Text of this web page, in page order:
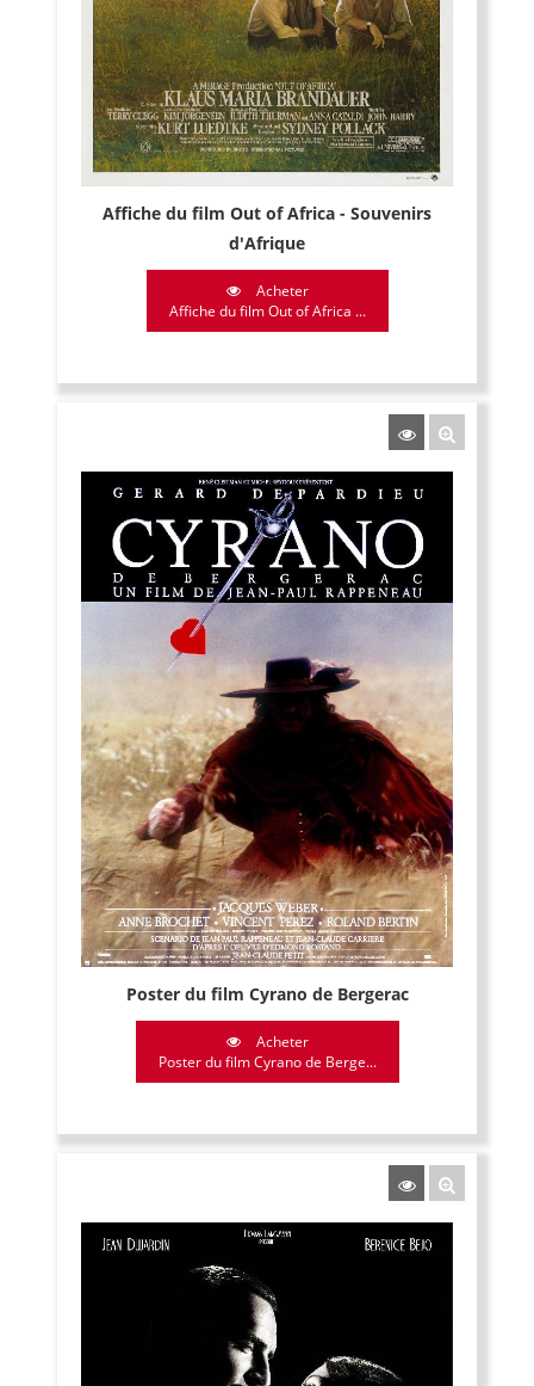
Affiche du film Out of Africa - Souvenirs
d'Afrique
Acheter
Affiche du film Out of Africa ...
Poster du film Cyrano de Bergerac
Acheter
Poster du film Cyrano de Berge...